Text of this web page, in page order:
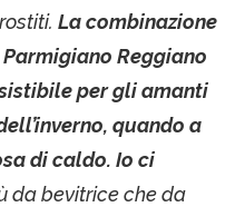
La combinazione
Reggiano
per gli amanti
quando a
di caldo. Io ci
da bevitrice che da